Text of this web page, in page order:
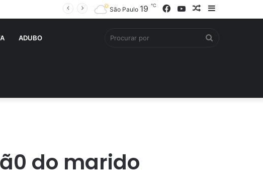
Barra
Artigo
YouTube
Facebook
São Paulo 19 ℃
ADUBO
do marido